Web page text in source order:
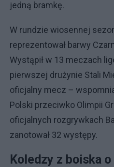
jedną bramkę.
W rundzie wiosennej
reprezentował barwy
Wystąpił w 13 meczach
pierwszej drużynie Stali
oficjalny mecz –
Polski przeciwko Olimpii
oficjalnych rozgrywkach
zanotował 32 występy.
Koledzy z boiska